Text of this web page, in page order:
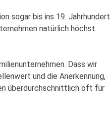
sogar bis ins 19. Jahrhundert
natürlich höchst
Dass wir
und die Anerkennung,
überdurchschnittlich oft für